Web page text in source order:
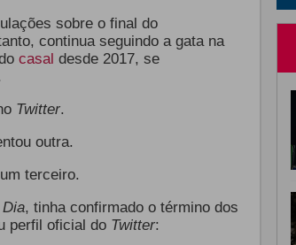
sobre o final do
continua seguindo a gata na
casal desde 2017, se
Twitter.
outra.
terceiro.
, tinha confirmado o término dos
perfil oficial do Twitter: